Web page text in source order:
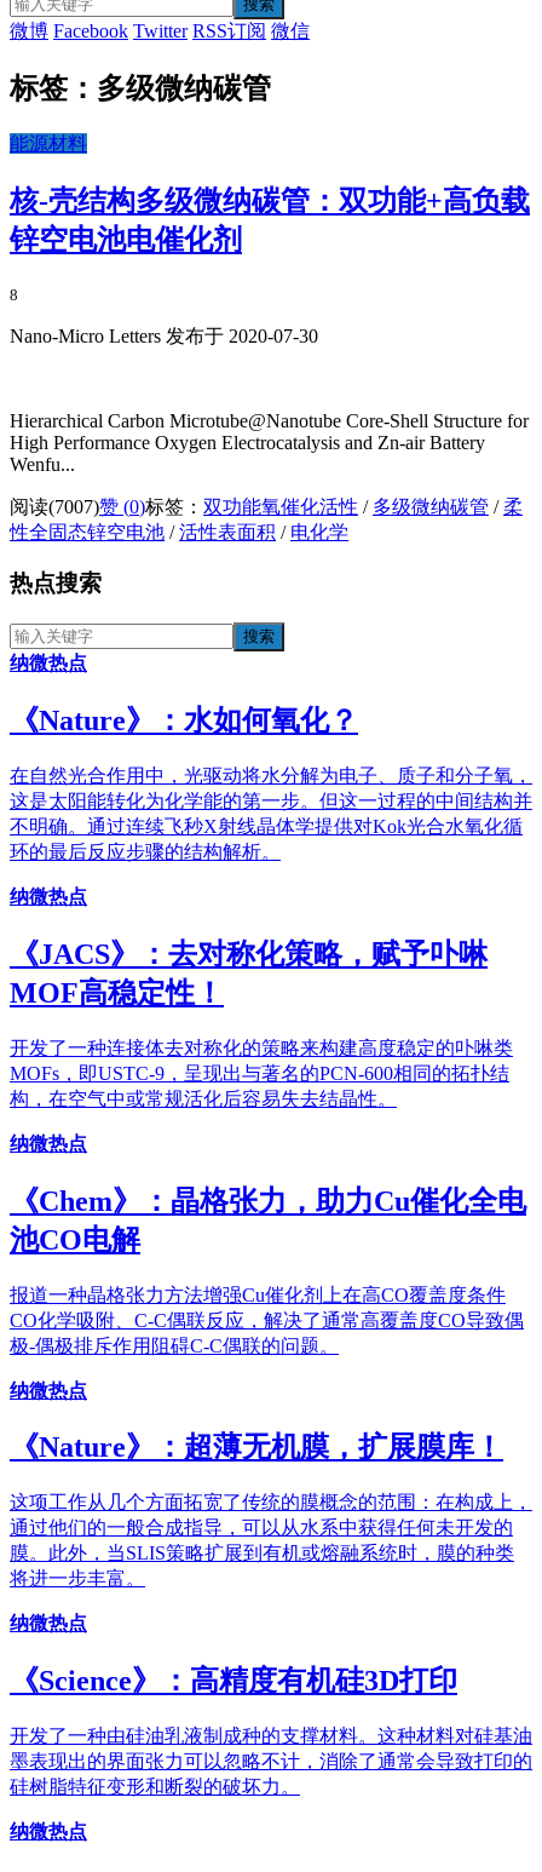
微博 Facebook Twitter RSS订阅 微信
标签：多级微纳碳管
能源材料
核-壳​结构多级微纳碳管：双功能+高负载
锌空电池电催化剂
8
Nano-Micro Letters 发布于 2020-07-30
Hierarchical Carbon Microtube@Nanotube Core-Shell Structure for
High Performance Oxygen Electrocatalysis and Zn-air Battery
Wenfu...
阅读(7007)赞 (0)标签： 双功能氧催化活性 / 多级微纳碳管 /柔
性全固态锌空电池 /活性表面积 / 电化学
热点搜索
纳微热点
《​Nature》：水如何氧化？
在自然光合作用中，光驱动将水分解为电子、质子和分子氧，
这是太阳能转化为化学能的第一步。但这一过程的中间结构并
不明确。通过连续飞秒X射线晶体学提供对Kok光合水氧化循
环的最后反应步骤的结构解析。
纳微热点
《JACS》：去对称化策略，赋予卟啉
MOF高稳定性！
开发了一种连接体去对称化的策略来构建高度稳定的卟啉类
MOFs，即USTC-9，呈现出与著名的PCN-600相同的拓扑结
构，在空气中或常规活化后容易失去结晶性。
纳微热点
《Chem》：晶格张力，助力Cu催化全电
池CO电解
报道一种晶格张力方法增强Cu催化剂上在高CO覆盖度条件
CO化学吸附、C-C偶联反应，解决了通常高覆盖度CO导致偶
极-偶极排斥作用阻碍C-C偶联的问题。
纳微热点
《Nature》：超薄无机膜，扩展膜库！
这项工作从几个方面拓宽了传统的膜概念的范围：在构成上，
通过他们的一般合成指导，可以从水系中获得任何未开发的
膜。此外，当SLIS策略扩展到有机或熔融系统时，膜的种类
将进一步丰富。
纳微热点
《Science》：高精度有机硅3D打印
开发了一种由硅油乳液制成种的支撑材料。这种材料对硅基油
墨表现出的界面张力可以忽略不计，消除了通常会导致打印的
硅树脂特征变形和断裂的破坏力。
纳微热点